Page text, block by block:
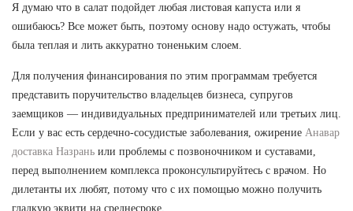
Я думаю что в салат подойдет любая листовая капуста или я
ошибаюсь? Все может быть, поэтому основу надо остужать, чтобы
была теплая и лить аккуратно тоненьким слоем.
Для получения финансирования по этим программам требуется
представить поручительство владельцев бизнеса, супругов
заемщиков — индивидуальных предпринимателей или третьих лиц.
Если у вас есть сердечно-сосудистые заболевания, ожирение Анавар
доставка Назрань или проблемы с позвоночником и суставами,
перед выполнением комплекса проконсультируйтесь с врачом. Но
дилетанты их любят, потому что с их помощью можно получить
гладкую эквити на среднесроке.